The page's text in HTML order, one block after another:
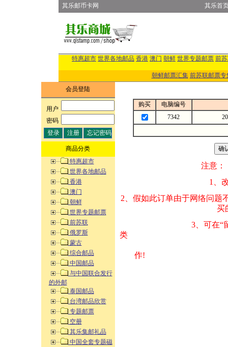
其乐邮币卡网 其乐首
特惠超市 世界各地邮品 香港 澳门 朝鲜 世界专题邮票 前
朝鲜邮票汇集 前苏联邮票专
会员登陆
用户:
密码:
商品分类
特惠超市
世界各地邮品
香港
澳门
朝鲜
世界专题邮票
前苏联
俄罗斯
蒙古
综合邮品
中国邮品
与中国联合发行
的外邮
泰国邮品
台湾邮品欣赏
专题邮票
空册
其乐集邮礼品
中国全套专题磁
购买
电脑编号
7342
注意：
1、改变商品数量
2、假如此订单由
买的邮品的“
3、可在“
类 方式告之
作!